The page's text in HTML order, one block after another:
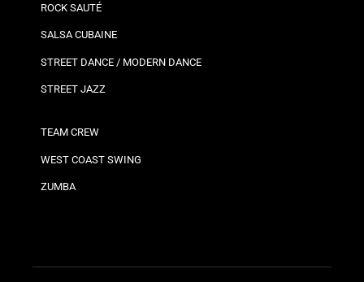
ROCK SAUTÉ
SALSA CUBAINE
STREET DANCE / MODERN DANCE
STREET JAZZ
TEAM CREW
WEST COAST SWING
ZUMBA